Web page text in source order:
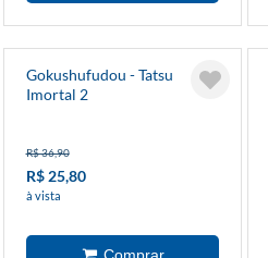
Gokushufudou - Tatsu
Imortal 2
R$ 36,90
R$ 25,80
à vista